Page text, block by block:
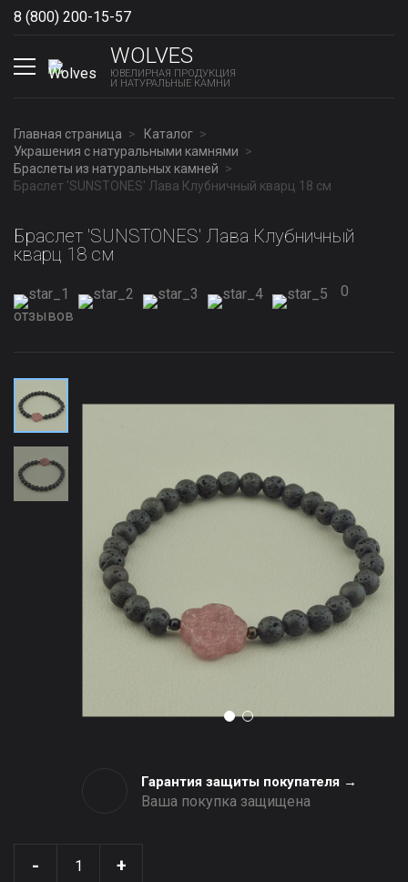
8 (800) 200-15-57
WOLVES
ЮВЕЛИРНАЯ ПРОДУКЦИЯ
И НАТУРАЛЬНЫЕ КАМНИ
Главная страница
Каталог
Украшения с натуральными камнями
Браслеты из натуральных камней
Браслет 'SUNSTONES' Лава Клубничный кварц 18 см
Браслет 'SUNSTONES' Лава Клубничный
кварц 18 см
0
отзывов
Гарантия защиты покупателя →
Ваша покупка защищена
- +